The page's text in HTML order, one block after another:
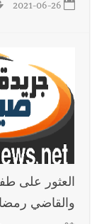
2021-06-26
العثور على
والقاضي